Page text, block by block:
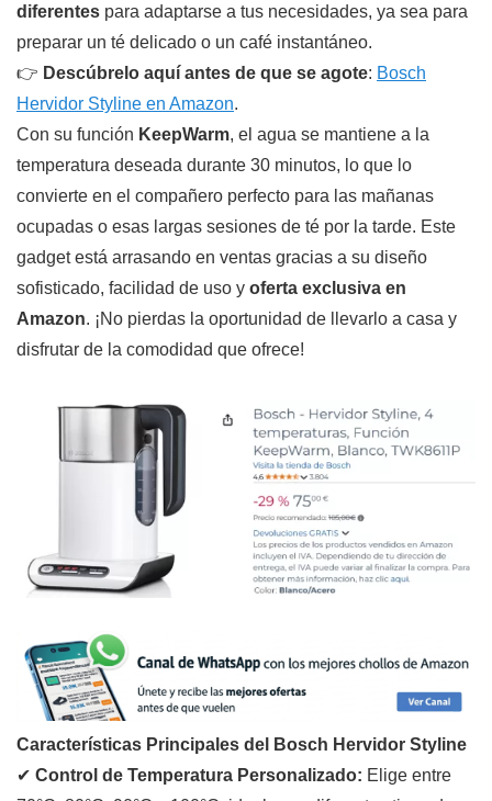
diferentes para adaptarse a tus necesidades, ya sea para
preparar un té delicado o un café instantáneo.
👉 Descúbrelo aquí antes de que se agote: Bosch
Hervidor Styline en Amazon.
Con su función KeepWarm, el agua se mantiene a la
temperatura deseada durante 30 minutos, lo que lo
convierte en el compañero perfecto para las mañanas
ocupadas o esas largas sesiones de té por la tarde. Este
gadget está arrasando en ventas gracias a su diseño
sofisticado, facilidad de uso y oferta exclusiva en
Amazon. ¡No pierdas la oportunidad de llevarlo a casa y
disfrutar de la comodidad que ofrece!
Características Principales del Bosch Hervidor Styline
✔ Control de Temperatura Personalizado: Elige entre